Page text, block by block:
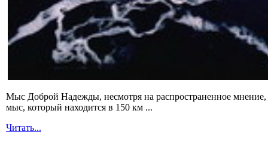
Мыс Доброй Надежды, несмотря на распространенное
мыс, который находится в 150 км ...
Читать...